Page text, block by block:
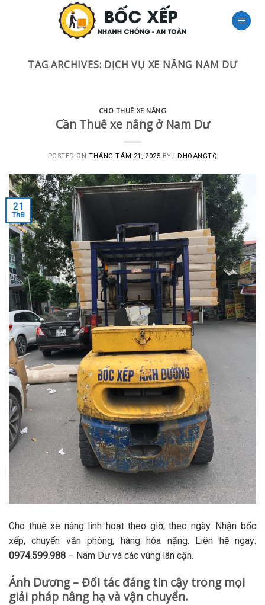
TAG ARCHIVES: DỊCH VỤ XE NÂNG NAM DƯ
CHO THUÊ XE NÂNG
Cần Thuê xe nâng ở Nam Dư
POSTED ONTHÁNG TÁM 21, 2025 BYLDHOANGTQ
21
Th8
Cho thuê xe nâng linh hoạt theo giờ, theo ngày. Nhận bốc
xếp, chuyển văn phòng, hàng hóa nặng. Liên hệ ngay:
0974.599.988 – Nam Dư và các vùng lân cận.
Ánh Dương – Đối tác đáng tin cậy trong mọi
giải pháp nâng hạ và vận chuyển.